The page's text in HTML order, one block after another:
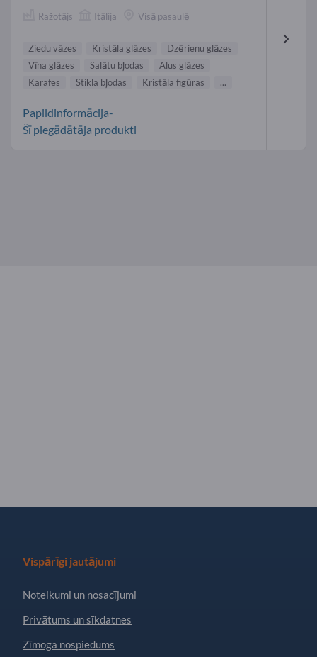
Ražotājs Itālija Visā pasaulē
Ziedu vāzes Kristāla glāzes
Dzērienu glāzes
Vīna glāzes
Salātu bļodas
Alus glāzes
Karafes
Stikla bļodas Kristāla figūras ...
Papildinformācija-
Šī piegādātāja produkti
Vispārīgi jautājumi
Noteikumi un nosacījumi
Privātums un sīkdatnes
Zīmoga nospiedums